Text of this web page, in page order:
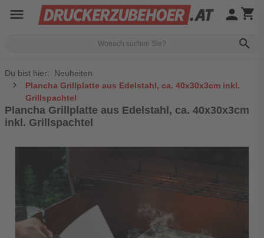
menu
search
person shopping_cart
Du bist hier: Neuheiten
Plancha Grillplatte aus Edelstahl, ca. 40x30x3cm inkl.
Grillspachtel
Plancha Grillplatte aus Edelstahl, ca. 40x30x3cm
inkl. Grillspachtel